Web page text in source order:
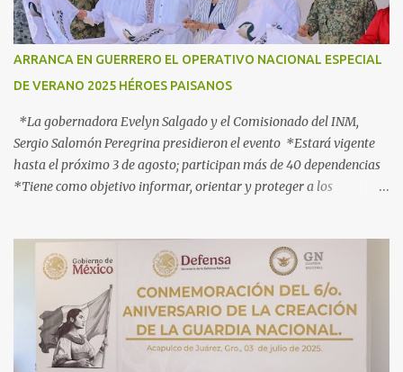
ARRANCA EN GUERRERO EL OPERATIVO NACIONAL ESPECIAL
DE VERANO 2025 HÉROES PAISANOS
*La gobernadora Evelyn Salgado y el Comisionado del INM,
Sergio Salomón Peregrina presidieron el evento *Estará vigente
hasta el próximo 3 de agosto; participan más de 40 dependencias
*Tiene como objetivo informar, orientar y proteger a los
gobernadora Acapulco, Gro., 3 de julio de 2025.- Con el objetivo de
informar, orientar y proteger durante su ingreso, estancia y
tránsito por el territorio nacional a los migrantes que retornan a
México durante esta temporada de verano, la gobernadora Evelyn
Salgado Pineda y el comisionado del Instituto Nacional de
Migración (INM), Sergio Salomón Céspedes Peregrina, dieron el